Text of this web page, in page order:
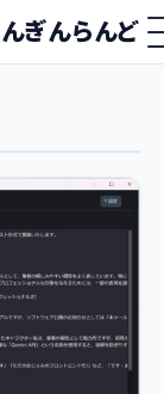
ぎんらんど